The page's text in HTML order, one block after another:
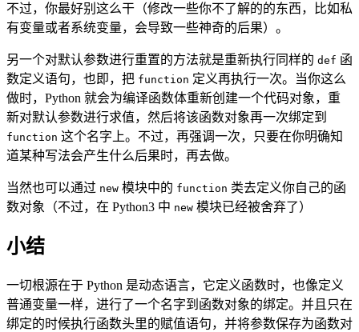
不过，你最好别这么干（修改一些你不了解的的东西，比如私
有变量或者系统变量，会导致一些神奇的后果）。
另一个对默认参数进行重置的方法就是重新执行同样的 def 函
数定义语句，也即，把 function 定义再执行一次。当你这么
做时，Python 就会为编译函数体重新创建一个代码对象，重
新对默认参数进行求值，然后将该函数对象再一次绑定到
function 这个名字上。不过，再强调一次，只要在你明确知
道某种写法会产生什么后果时，再去做。
当然也可以通过 new 模块中的 function 类去定义你自己的函
数对象（不过，在 Python3 中 new 模块已经被舍弃了）
小结
一切根源在于 Python 是动态语言，它定义函数时，也像定义
普通变量一样，进行了一个名字到函数对象的绑定。并且只在
绑定的时候执行函数头里的赋值语句，并将参数保存为函数对